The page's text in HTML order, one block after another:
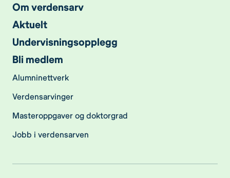
Om verdensarv
Aktuelt
Undervisningsopplegg
Bli medlem
Alumninettverk
Verdensarvinger
Masteroppgaver og doktorgrad
Jobb i verdensarven